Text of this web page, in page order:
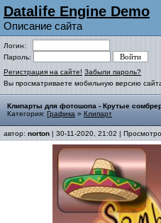
Datalife Engine Demo
Описание сайта
Логин:
Пароль:
Регистрация на сайте! Забыли пароль?
Вы просматриваете мобильную версию
Клипарты для фотошопа - Крутые
Категория: Графика » Клипарт
автор: norton | 30-11-2020, 21:02 |